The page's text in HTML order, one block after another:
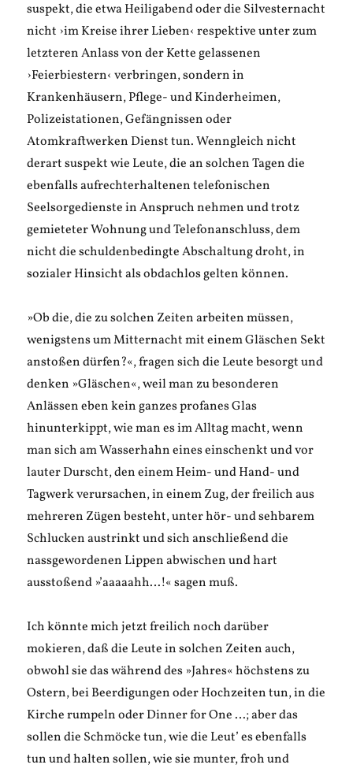
suspekt, die etwa Heiligabend oder die Silvesternacht
nicht ›im Kreise ihrer Lieben‹ respektive unter zum
letzteren Anlass von der Kette gelassenen
›Feierbiestern‹ verbringen, sondern in
Krankenhäusern, Pflege- und Kinderheimen,
Polizeistationen, Gefängnissen oder
Atomkraftwerken Dienst tun. Wenngleich nicht
derart suspekt wie Leute, die an solchen Tagen die
ebenfalls aufrechterhaltenen telefonischen
Seelsorgedienste in Anspruch nehmen und trotz
gemieteter Wohnung und Telefonanschluss, dem
nicht die schuldenbedingte Abschaltung droht, in
sozialer Hinsicht als obdachlos gelten können.
»Ob die, die zu solchen Zeiten arbeiten müssen,
wenigstens um Mitternacht mit einem Gläschen Sekt
anstoßen dürfen?«, fragen sich die Leute besorgt und
denken »Gläschen«, weil man zu besonderen
Anlässen eben kein ganzes profanes Glas
hinunterkippt, wie man es im Alltag macht, wenn
man sich am Wasserhahn eines einschenkt und vor
lauter Durscht, den einem Heim- und Hand- und
Tagwerk verursachen, in einem Zug, der freilich aus
mehreren Zügen besteht, unter hör- und sehbarem
Schlucken austrinkt und sich anschließend die
nassgewordenen Lippen abwischen und hart
ausstoßend »’aaaaahh…!« sagen muß.
Ich könnte mich jetzt freilich noch darüber
mokieren, daß die Leute in solchen Zeiten auch,
obwohl sie das während des »Jahres« höchstens zu
Ostern, bei Beerdigungen oder Hochzeiten tun, in die
Kirche rumpeln oder Dinner for One …; aber das
sollen die Schmöcke tun, wie die Leut’ es ebenfalls
tun und halten sollen, wie sie munter, froh und